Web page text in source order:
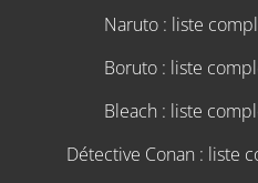
Naruto : liste
Boruto : liste
Bleach : liste
Détective Conan : liste